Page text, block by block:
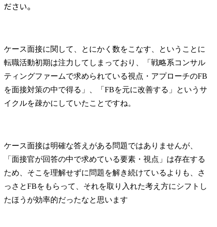
ださい。
ケース面接に関して、とにかく数をこなす、ということに
転職活動初期は注力してしまっており、「戦略系コンサル
ティングファームで求められている視点・アプローチのFB
を面接対策の中で得る」、「FBを元に改善する」というサ
イクルを疎かにしていたことですね。
ケース面接は明確な答えがある問題ではありませんが、
「面接官が回答の中で求めている要素・視点」は存在する
ため、そこを理解せずに問題を解き続けているよりも、さ
っさとFBをもらって、それを取り入れた考え方にシフトし
たほうが効率的だったなと思います